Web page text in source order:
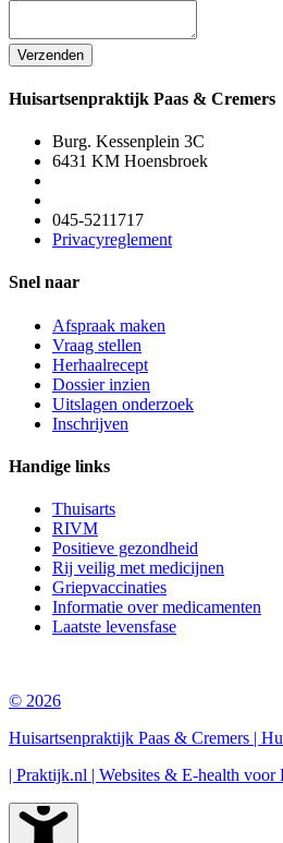
Verzenden
Huisartsenpraktijk Paas & Cremers
Burg. Kessenplein 3C
6431 KM Hoensbroek
045-5211717
Privacyreglement
Snel naar
Afspraak maken
Vraag stellen
Herhaalrecept
Dossier inzien
Uitslagen onderzoek
Inschrijven
Handige links
Thuisarts
RIVM
Positieve gezondheid
Rij veilig met medicijnen
Griepvaccinaties
Informatie over medicamenten
Laatste levensfase
© 2026
Huisartsenpraktijk Paas & Cremers |
| Praktijk.nl | Websites & E-health voor